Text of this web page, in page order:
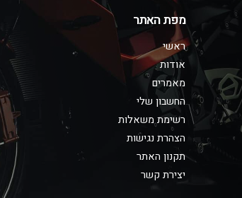
מפת האתר
ראשי
אודות
מאמרים
החשבון שלי
רשימת משאלות
הצהרת נגישות
תקנון האתר
יצירת קשר